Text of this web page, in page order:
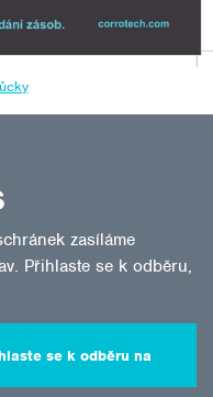
zasíláme
Přihlaste se k odběru,
se k odběru na